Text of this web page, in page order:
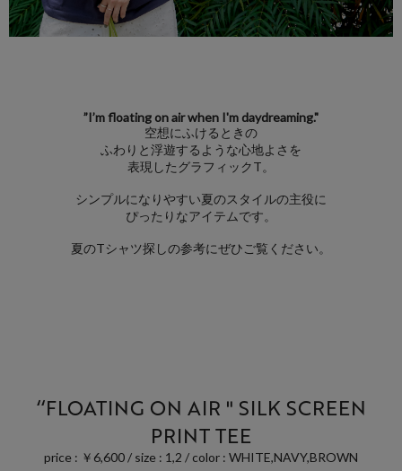
”I’m floating on air when I'm daydreaming."
空想にふけるときの
ふわりと浮遊するような心地よさを
表現したグラフィックT。
シンプルになりやすい夏のスタイルの主役に
ぴったりなアイテムです。
夏のTシャツ探しの参考にぜひご覧ください。
‘‘FLOATING ON AIR " SILK SCREEN
PRINT TEE
price : ￥6,600 / size : 1,2 / color : WHITE,NAVY,BROWN